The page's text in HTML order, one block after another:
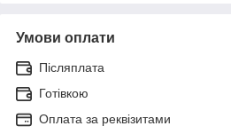
Умови оплати
Післяплата
Готівкою
Оплата за реквізитами